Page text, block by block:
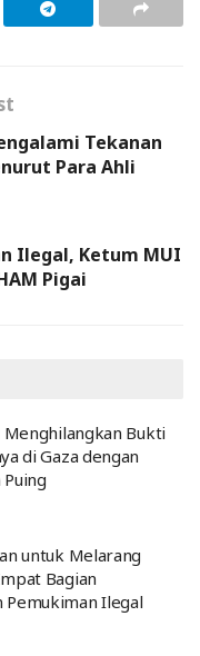
Tekanan
Para Ahli
Ilegal, Ketum MUI
Pigai
Menghilangkan Bukti
di Gaza dengan
untuk Melarang
Bagian
Pemukiman Ilegal